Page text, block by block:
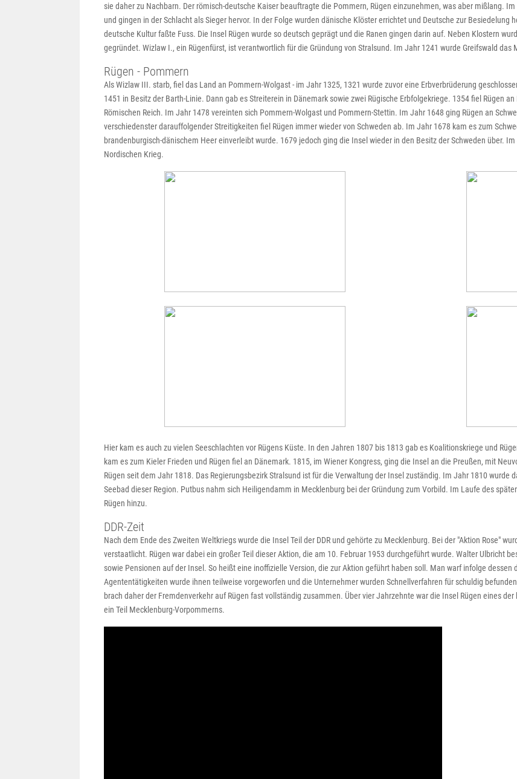
sie daher zu Nachbarn. Der römisch-deutsche Kaiser beauftragte die Pommern, Rügen einzunehmen, was aber mißlang.
und gingen in der Schlacht als Sieger hervor. In der Folge wurden dänische Klöster errichtet und Deutsche zur Besiedelung
deutsche Kultur faßte Fuss. Die Insel Rügen wurde so deutsch geprägt und die Ranen gingen darin auf. Neben Klostern
gegründet. Wizlaw I., ein Rügenfürst, ist verantwortlich für die Gründung von Stralsund. Im Jahr 1241 wurde Greifswald das
Rügen - Pommern
Als Wizlaw III. starb, fiel das Land an Pommern-Wolgast - im Jahr 1325, 1321 wurde zuvor eine Erbverbrüderung
1451 in Besitz der Barth-Linie. Dann gab es Streiterein in Dänemark sowie zwei Rügische Erbfolgekriege. 1354 fiel Rügen
Römischen Reich. Im Jahr 1478 vereinten sich Pommern-Wolgast und Pommern-Stettin. Im Jahr 1648 ging Rügen an
verschiedenster darauffolgender Streitigkeiten fiel Rügen immer wieder von Schweden ab. Im Jahr 1678 kam es zum
brandenburgisch-dänischem Heer einverleibt wurde. 1679 jedoch ging die Insel wieder in den Besitz der Schweden über.
Nordischen Krieg.
Hier kam es auch zu vielen Seeschlachten vor Rügens Küste. In den Jahren 1807 bis 1813 gab es Koalitionskriege und
kam es zum Kieler Frieden und Rügen fiel an Dänemark. 1815, im Wiener Kongress, ging die Insel an die Preußen, mit
Rügen seit dem Jahr 1818. Das Regierungsbezirk Stralsund ist für die Verwaltung der Insel zuständig. Im Jahr 1810 wurde
Seebad dieser Region. Putbus nahm sich Heiligendamm in Mecklenburg bei der Gründung zum Vorbild. Im Laufe des
Rügen hinzu.
DDR-Zeit
Nach dem Ende des Zweiten Weltkriegs wurde die Insel Teil der DDR und gehörte zu Mecklenburg. Bei der "Aktion Rose"
verstaatlicht. Rügen war dabei ein großer Teil dieser Aktion, die am 10. Februar 1953 durchgeführt wurde. Walter Ulbricht
sowie Pensionen auf der Insel. So heißt eine inoffizielle Version, die zur Aktion geführt haben soll. Man warf infolge
Agententätigkeiten wurde ihnen teilweise vorgeworfen und die Unternehmer wurden Schnellverfahren für schuldig
brach daher der Fremdenverkehr auf Rügen fast vollständig zusammen. Über vier Jahrzehnte war die Insel Rügen eines
ein Teil Mecklenburg-Vorpommerns.